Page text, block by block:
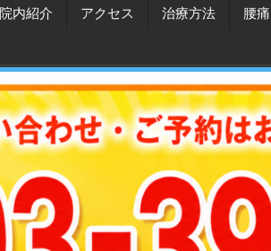
院内紹介 アクセス 治療方法 腰